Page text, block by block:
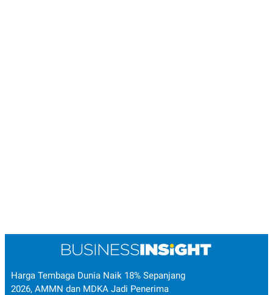
Harga Tembaga Dunia Naik 18% Sepanjang
2026, AMMN dan MDKA Jadi Penerima